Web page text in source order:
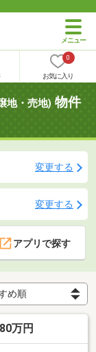
0
お気に入り
地・売地) 物件
変更する
変更する
アプリで探す
万円